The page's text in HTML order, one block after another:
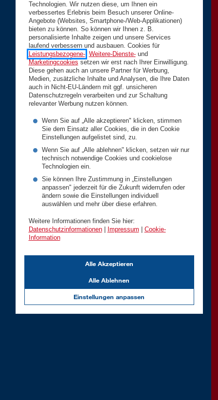
Technologien. Wir nutzen diese, um Ihnen ein
verbessertes Erlebnis beim Besuch unserer Online-
Angebote (Websites, Smartphone-/Web-Applikationen)
bieten zu können. So können wir Ihnen z. B.
personalisierte Inhalte zeigen und unsere Services
laufend verbessern und ausbauen. Cookies für
Leistungsbezogene-, Weitere-Dienste-und
Marketingcookies setzen wir erst nach Ihrer Einwilligung.
Diese gehen auch an unsere Partner für Werbung,
Medien, zusätzliche Inhalte und Analysen, die Ihre Daten
auch in Nicht-EU-Ländern mit ggf. unsicheren
Datenschutzregeln verarbeiten und zur Schaltung
relevanter Werbung nutzen können.
Wenn Sie auf „Alle akzeptieren" klicken, stimmen
Sie dem Einsatz aller Cookies, die in den Cookie
Einstellungen aufgelistet sind, zu.
Wenn Sie auf „Alle ablehnen" klicken, setzen wir nur
technisch notwendige Cookies und cookielose
Technologien ein.
Sie können Ihre Zustimmung in „Einstellungen
anpassen" jederzeit für die Zukunft widerrufen oder
ändern sowie die Einstellungen individuell
auswählen und mehr über diese erfahren.
Weitere Informationen finden Sie hier:
Datenschutzinformationen| Impressum
Cookie-
Information
Einstellungen anpassen
Alle Ablehnen
Alle Akzeptieren